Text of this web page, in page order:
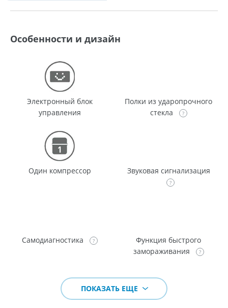
Особенности и дизайн
Электронный блок
управления
Полки из ударопрочного
стекла
Один компрессор Звуковая сигнализация
Самодиагностика
Функция быстрого
замораживания
ПОКАЗАТЬ ЕЩЕ